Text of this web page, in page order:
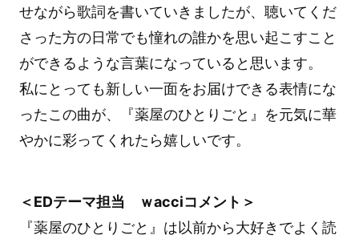
せながら歌詞を書いていきましたが、聴いてくだ
さった方の日常でも憧れの誰かを思い起こすこと
ができるような言葉になっていると思います。
私にとっても新しい一面をお届けできる表情にな
ったこの曲が、『薬屋のひとりごと』を元気に華
やかに彩ってくれたら嬉しいです。
＜EDテーマ担当 ｗacciコメント＞
『薬屋のひとりごと』は以前から大好きでよく読